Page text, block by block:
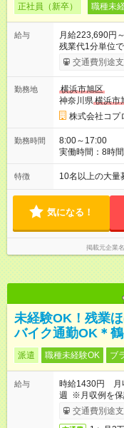
正社員（新卒） 職種未
給与
月給223,690円
交通費別途
勤務地
横浜市旭区
神奈川県横浜市
株式会社コプ
勤務時間
8:00～17:00
実働時間：8時間/日 休憩1時間 残
る日が多い働き
ので、 「今日や
方を大切にして
特徴 10名以上の大量
気になる！
掲載元企業名
未経験OK！残業
バイク通勤OK＊
派遣 職種未経験OK ブ
給与
時給1430円 月
週 ※月収例を保
ービス利用可（
交通費別途